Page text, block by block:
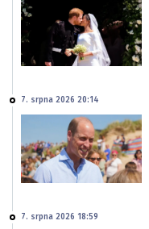
7. srpna 2026 20:14
7. srpna 2026 18:59